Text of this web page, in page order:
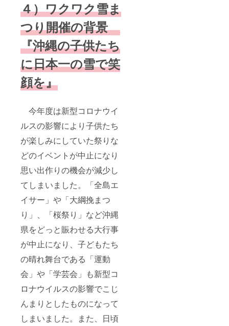
４）ワクワク雪ま
つり開催の背景
『沖縄の子供たち
に日本一の雪で笑
顔を』
今年度は新型コロナウイ
ルスの影響により子供たち
が楽しみにしていた祭りな
どのイベントが中止になり
思い出作りの機会が減少し
てしまいました。「全島エ
イサー」や「大綱挽まつ
り」、「桜祭り」など沖縄
県をどっと賑わせる大行事
が中止になり、子どもたち
の晴れ舞台である「運動
会」や「学芸会」も新型コ
ロナウイルスの影響でこじ
んまりとしたものになって
しまいました。また、日頃